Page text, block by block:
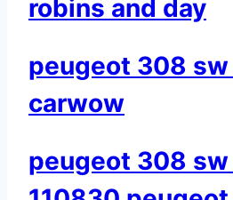
robins and day
peugeot 308
carwow
peugeot 308